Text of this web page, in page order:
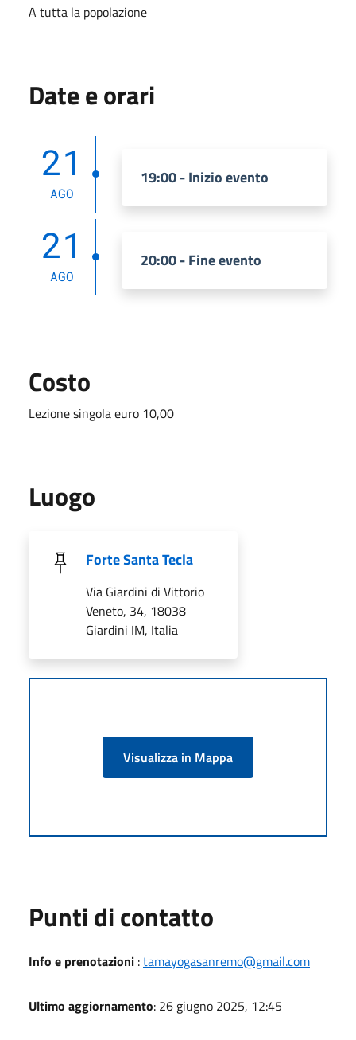
A tutta la popolazione
Date e orari
21
AGO
19:00 - Inizio evento
21
AGO
20:00 - Fine evento
Costo
Lezione singola euro 10,00
Luogo
Forte Santa Tecla
Via Giardini di Vittorio
Veneto, 34, 18038
Giardini IM, Italia
Visualizza in Mappa
Punti di contatto
Info e prenotazioni :tamayogasanremo@gmail.com
Ultimo aggiornamento: 26 giugno 2025, 12:45